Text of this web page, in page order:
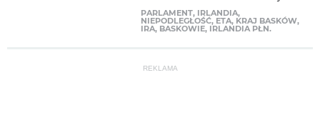
PARLAMENT, IRLANDIA,
NIEPODLEGŁOŚĆ, ETA, KRAJ BASKÓW,
IRA, BASKOWIE, IRLANDIA PŁN.
REKLAMA